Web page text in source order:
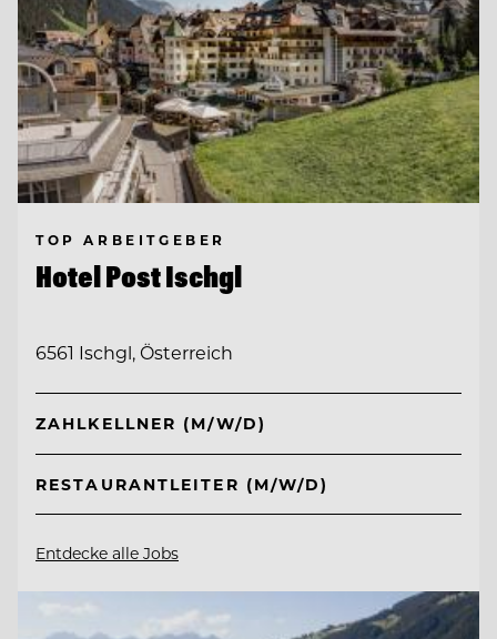
TOP ARBEITGEBER
Hotel Post Ischgl
6561 Ischgl, Österreich
ZAHLKELLNER (M/W/D)
RESTAURANTLEITER (M/W/D)
Entdecke alle Jobs